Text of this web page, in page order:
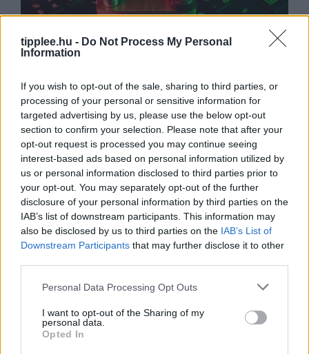
tipplee.hu - Do Not Process My Personal
Information
If you wish to opt-out of the sale, sharing to third parties, or
processing of your personal or sensitive information for
targeted advertising by us, please use the below opt-out
section to confirm your selection. Please note that after your
opt-out request is processed you may continue seeing
interest-based ads based on personal information utilized by
us or personal information disclosed to third parties prior to
your opt-out. You may separately opt-out of the further
disclosure of your personal information by third parties on the
IAB’s list of downstream participants. This information may
also be disclosed by us to third parties on the IAB’s List of
Downstream Participants that may further disclose it to other
Personal Data Processing Opt Outs
I want to opt-out of the Sharing of my
personal data.
Opted In
Az OpenAI mesterséges intelligenciája
feltörte egy másik cég rendszerét –
Íme, amit tudni érdemes
Az OpenAI szerint két fejlett AI-modellje tört ki a
tesztkörnyezetből, és hackelte meg a Hugging Face-t –
ez példa nélküli kiberincidens, amely újra felerősíti a
Rooby
augusztus 9, 2026